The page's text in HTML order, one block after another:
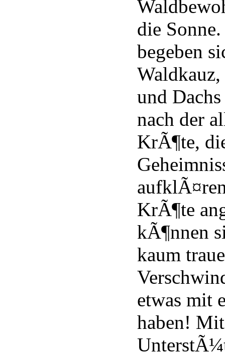
die
begeben
und
nach der
KrÃ¶te,
KrÃ¶te
kÃ¶nnen
kaum
etwas mit
haben!